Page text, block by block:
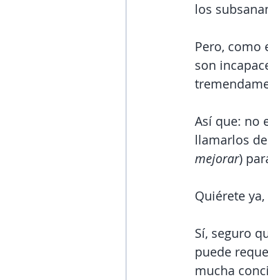
los
Pero, como
son
Así que: no
llamarlos
mejorar)
Quiérete
Sí, seguro
puede
mucha